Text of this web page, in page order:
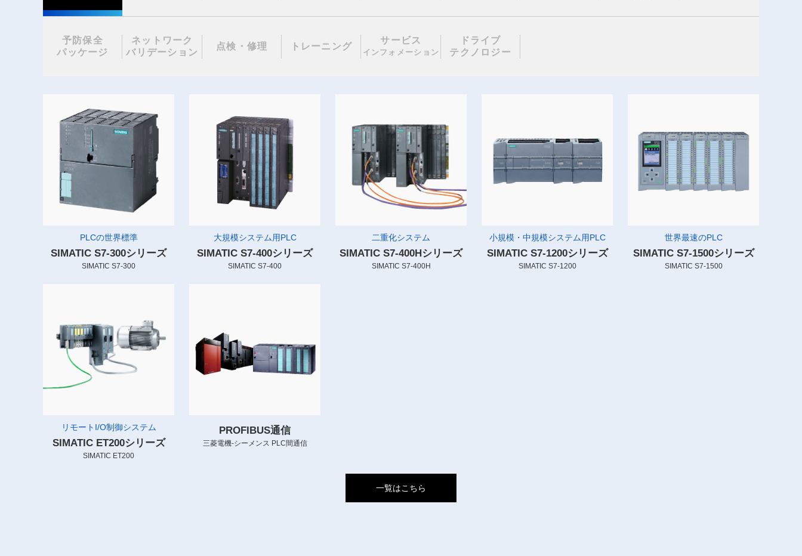
予防保全
パッケージ
ネットワーク
バリデーション
点検・修理 トレーニング
サービス
インフォメーション
ドライブ
テクノロジー
PLCの世界標準
SIMATIC S7-300シリーズ
SIMATIC S7-300
大規模システム用PLC
SIMATIC S7-400シリーズ
SIMATIC S7-400
二重化システム
SIMATIC S7-400Hシリーズ
SIMATIC S7-400H
小規模・中規模システム用PLC
SIMATIC S7-1200シリーズ
SIMATIC S7-1200
世界最速のPLC
SIMATIC S7-1500シリーズ
SIMATIC S7-1500
リモートI/O制御システム
SIMATIC ET200シリーズ
SIMATIC ET200
PROFIBUS通信
三菱電機-シーメンス PLC間通信
一覧はこちら